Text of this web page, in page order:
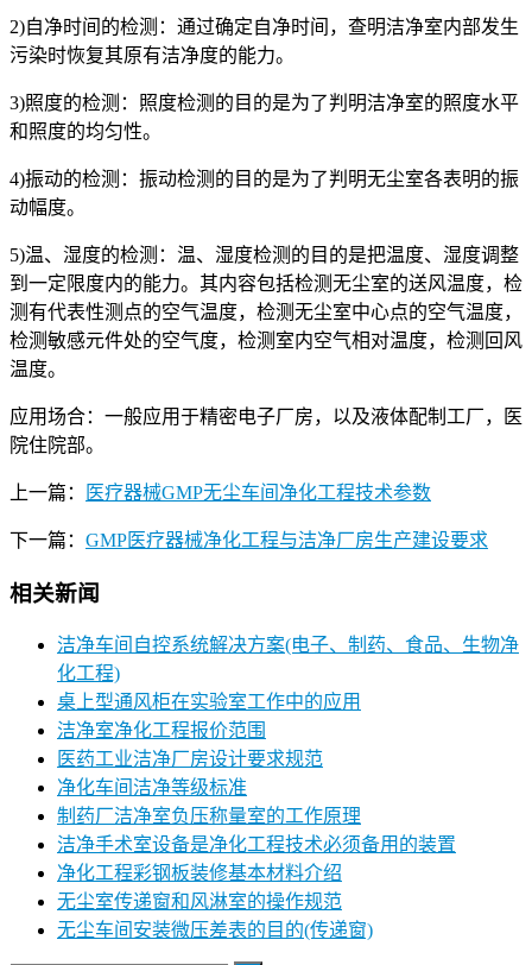
2)自净时间的检测：通过确定自净时间，查明洁净室内部发生
污染时恢复其原有洁净度的能力。
3)照度的检测：照度检测的目的是为了判明洁净室的照度水平
和照度的均匀性。
4)振动的检测：振动检测的目的是为了判明无尘室各表明的振
动幅度。
5)温、湿度的检测：温、湿度检测的目的是把温度、湿度调整
到一定限度内的能力。其内容包括检测无尘室的送风温度，检
测有代表性测点的空气温度，检测无尘室中心点的空气温度，
检测敏感元件处的空气度，检测室内空气相对温度，检测回风
温度。
应用场合：一般应用于精密电子厂房，以及液体配制工厂，医
院住院部。
上一篇： 医疗器械GMP无尘车间净化工程技术参数
下一篇： GMP医疗器械净化工程与洁净厂房生产建设要求
相关新闻
洁净车间自控系统解决方案(电子、制药、食品、生物净
化工程)
桌上型通风柜在实验室工作中的应用
洁净室净化工程报价范围
医药工业洁净厂房设计要求规范
净化车间洁净等级标准
制药厂洁净室负压称量室的工作原理
洁净手术室设备是净化工程技术必须备用的装置
净化工程彩钢板装修基本材料介绍
无尘室传递窗和风淋室的操作规范
无尘车间安装微压差表的目的(传递窗)